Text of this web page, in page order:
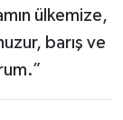
ülkemize,
barış ve